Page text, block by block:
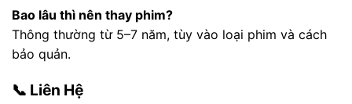
Bao lâu thì nên thay phim?
Thông thường từ 5–7 năm, tùy vào loại phim và cách
bảo quản.
📞 Liên Hệ